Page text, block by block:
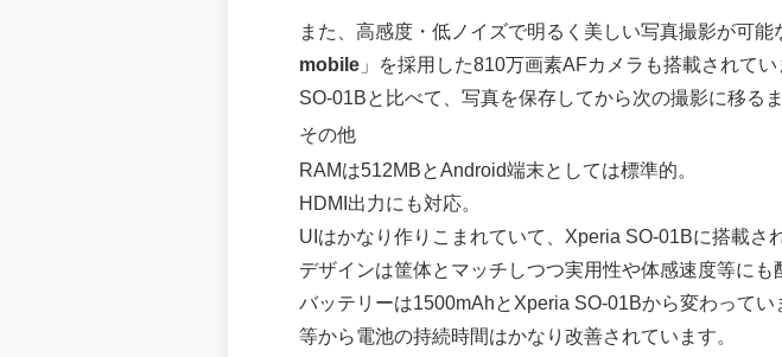
また、高感度・低ノイズで明るく美しい写真撮影が可
mobile 」を採用した810万画素AFカメラも搭載されてい
SO-01Bと比べて、写真を保存してから次の撮影に移る
その他
RAMは512MBとAndroid端末としては標準的。
HDMI出力にも対応。
UIはかなり作りこまれていて、Xperia SO-01Bに搭載さ
デザインは筐体とマッチしつつ実用性や体感速度等にも
バッテリーは1500mAhとXperia SO-01Bから変わって
等から電池の持続時間はかなり改善されています。